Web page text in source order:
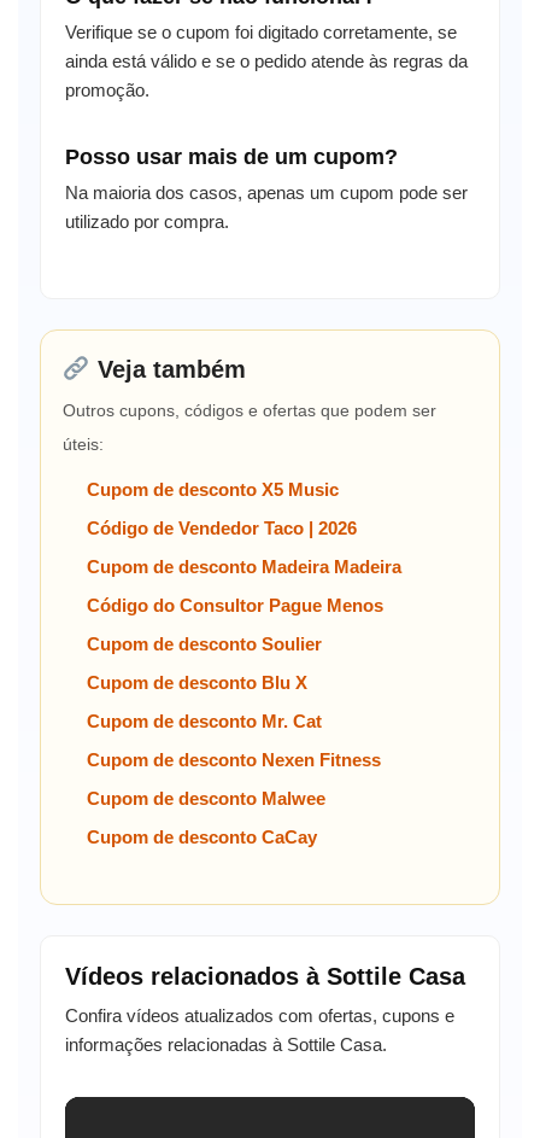
Verifique se o cupom foi digitado corretamente, se
ainda está válido e se o pedido atende às regras da
promoção.
Posso usar mais de um cupom?
Na maioria dos casos, apenas um cupom pode ser
utilizado por compra.
Veja também
Outros cupons, códigos e ofertas que podem ser
úteis:
Cupom de desconto X5 Music
Código de Vendedor Taco | 2026
Cupom de desconto Madeira Madeira
Código do Consultor Pague Menos
Cupom de desconto Soulier
Cupom de desconto Blu X
Cupom de desconto Mr. Cat
Cupom de desconto Nexen Fitness
Cupom de desconto Malwee
Cupom de desconto CaCay
Vídeos relacionados à Sottile Casa
Confira vídeos atualizados com ofertas, cupons e
informações relacionadas à Sottile Casa.